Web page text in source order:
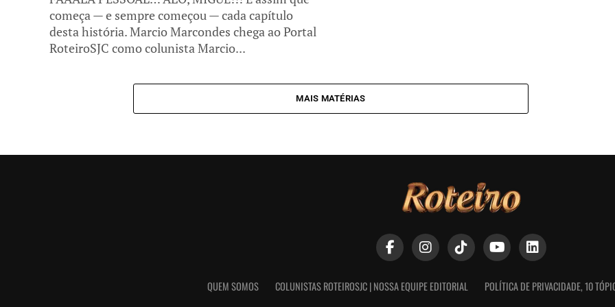
começa — e sempre começou — cada capítulo
desta história. Marcio Marcondes chega ao Portal
RoteiroSJC como colunista Marcio...
MAIS MATÉRIAS
QUEM SOMOS COLUNISTAS ROTEIROSJC | NOSSA EQUIPE EDITORIAL POLÍTICA DE PRIVACIDADE, 10